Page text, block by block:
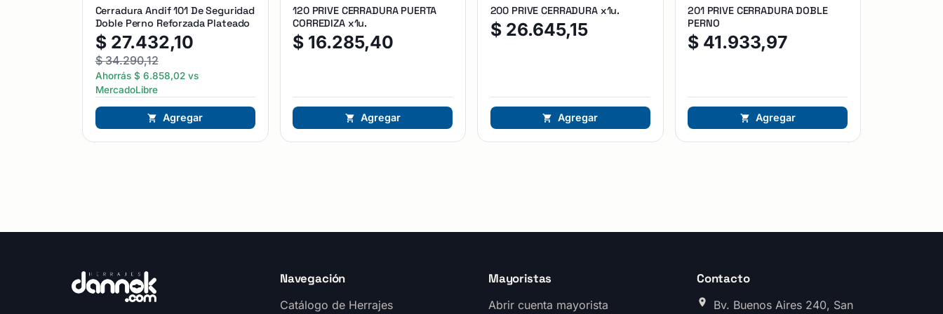
Cerradura Andif 101 De Seguridad
Doble Perno Reforzada Plateado
$ 27.432,10
$34.290,12
Ahorrás $ 6.858,02vs
MercadoLibre
Agregar
120 PRIVE CERRADURA PUERTA
CORREDIZA x1u.
$ 16.285,40
Agregar
200 PRIVE CERRADURA x1u.
$ 26.645,15
Agregar
201 PRIVE CERRADURA DOBLE
PERNO
$ 41.933,97
Agregar
Navegación
Catálogo de Herrajes
Mayoristas
Abrir cuenta mayorista
Contacto
Bv. Buenos Aires 240, San